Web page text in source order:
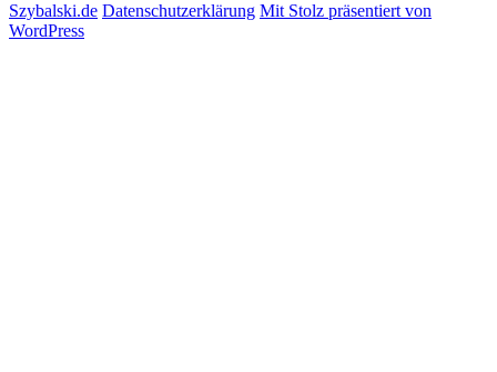
Szybalski.de Datenschutzerklärung Mit Stolz präsentiert von
WordPress